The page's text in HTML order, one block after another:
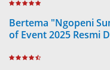
Bertema "Ngopeni
of Event 2025 Resmi